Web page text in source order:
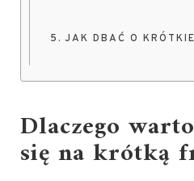
JAK DBAĆ O
Dlaczego
się na krótką